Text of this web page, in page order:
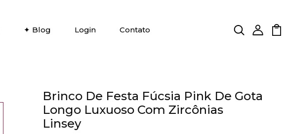
✦ Blog Login Contato
Brinco De Festa Fúcsia Pink De Gota
Longo Luxuoso Com Zircônias
Linsey